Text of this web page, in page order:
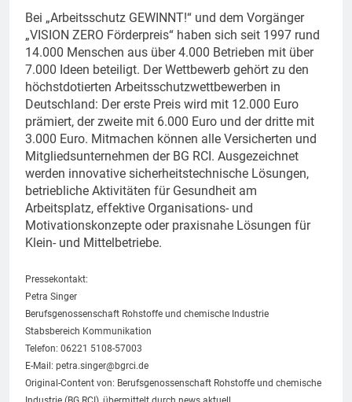
Bei „Arbeitsschutz GEWINNT!“ und dem Vorgänger
„VISION ZERO Förderpreis“ haben sich seit 1997 rund
14.000 Menschen aus über 4.000 Betrieben mit über
7.000 Ideen beteiligt. Der Wettbewerb gehört zu den
höchstdotierten Arbeitsschutzwettbewerben in
Deutschland: Der erste Preis wird mit 12.000 Euro
prämiert, der zweite mit 6.000 Euro und der dritte mit
3.000 Euro. Mitmachen können alle Versicherten und
Mitgliedsunternehmen der BG RCI. Ausgezeichnet
werden innovative sicherheitstechnische Lösungen,
betriebliche Aktivitäten für Gesundheit am
Arbeitsplatz, effektive Organisations- und
Motivationskonzepte oder praxisnahe Lösungen für
Klein- und Mittelbetriebe.
Pressekontakt:
Petra Singer
Berufsgenossenschaft Rohstoffe und chemische Industrie
Stabsbereich Kommunikation
Telefon: 06221 5108-57003
E-Mail: petra.singer@bgrci.de
Original-Content von: Berufsgenossenschaft Rohstoffe und chemische